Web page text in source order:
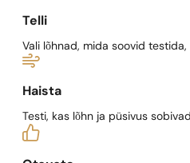
Telli
Vali lõhnad, mida soovid
Haista
Testi, kas lõhn ja püsivus